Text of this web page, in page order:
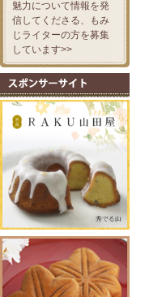
魅力について情報を発
信してくださる、もみ
じライターの方を募集
しています>>